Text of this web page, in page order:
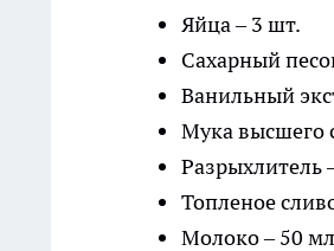
Яйца – 3 шт.
Сахарный
Ванильный
Мука высшего
Разрыхлитель
Топленое
Молоко – 50 мл